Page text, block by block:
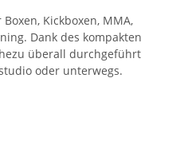
Kickboxen, MMA,
Dank des kompakten
überall durchgeführt
oder unterwegs.